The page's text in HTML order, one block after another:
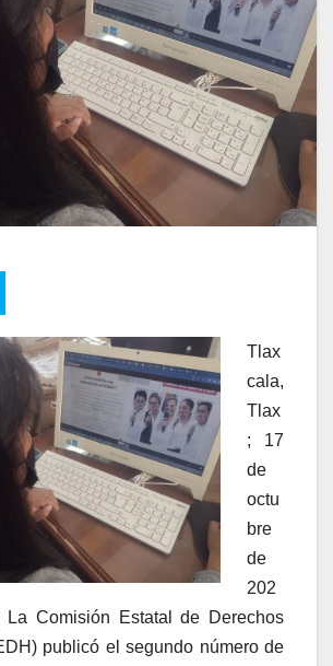
Tlax
cala,
Tlax
; 17
de
octu
bre
de
202
La Comisión Estatal de Derechos
publicó el segundo número de